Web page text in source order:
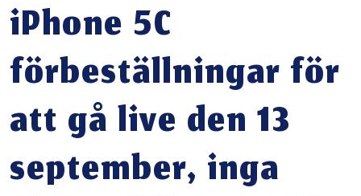
iPhone 5C
förbeställningar för
att gå live den 13
september, inga